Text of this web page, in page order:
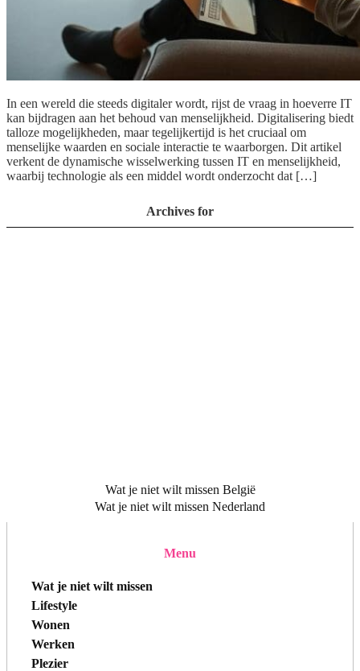
In een wereld die steeds digitaler wordt, rijst de vraag in hoeverre IT
kan bijdragen aan het behoud van menselijkheid. Digitalisering biedt
talloze mogelijkheden, maar tegelijkertijd is het cruciaal om
menselijke waarden en sociale interactie te waarborgen. Dit artikel
verkent de dynamische wisselwerking tussen IT en menselijkheid,
waarbij technologie als een middel wordt onderzocht dat […]
Archives for
Wat je niet wilt missen België
Wat je niet wilt missen Nederland
Menu
Wat je niet wilt missen
Lifestyle
Wonen
Werken
Plezier